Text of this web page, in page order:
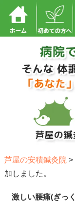
芦屋の安積鍼灸院 >
加しました。
激しい腰痛(ぎっ